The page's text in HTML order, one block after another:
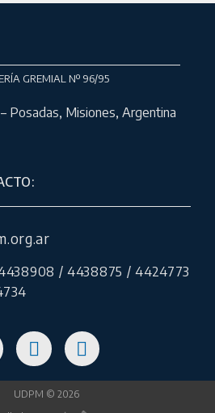
GREMIAL Nº 96/95
Posadas, Misiones, Argentina
/ 4438875 / 4424773
UDPM © 2026